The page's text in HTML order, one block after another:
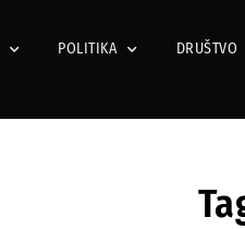
POLITIKA DRUŠTVO